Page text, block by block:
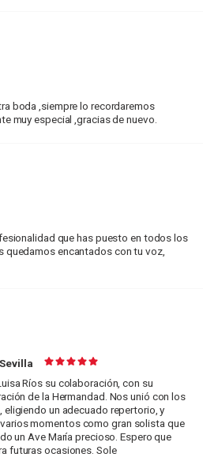
boda ,siempre lo recordaremos
muy especial ,gracias de nuevo.
que has puesto en todos los
quedamos encantados con tu voz,
Ríos su colaboración, con su
de la Hermandad. Nos unió con los
un adecuado repertorio, y
momentos como gran solista que
un Ave María precioso. Espero que
futuras ocasiones. Sole